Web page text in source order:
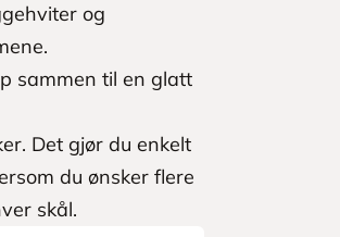
og
sammen til en glatt
Det gjør du enkelt
du ønsker flere
skål.